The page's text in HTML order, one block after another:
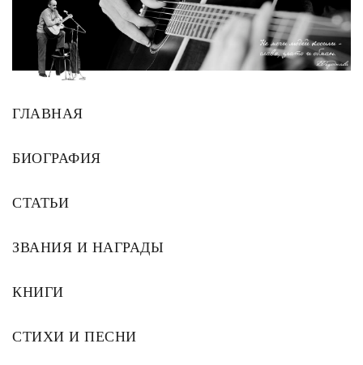
ГЛАВНАЯ
БИОГРАФИЯ
СТАТЬИ
ЗВАНИЯ И НАГРАДЫ
КНИГИ
СТИХИ И ПЕСНИ